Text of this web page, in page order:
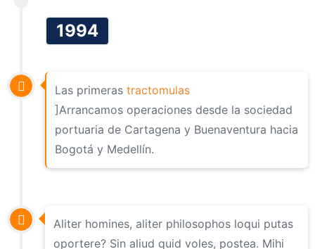
1994
Las primerastractomulas
]Arrancamos operaciones desde la sociedad
portuaria de Cartagena y Buenaventura hacia
Bogotá y Medellín.
Aliter homines, aliter philosophos loqui putas
oportere? Sin aliud quid voles, postea. Mihi